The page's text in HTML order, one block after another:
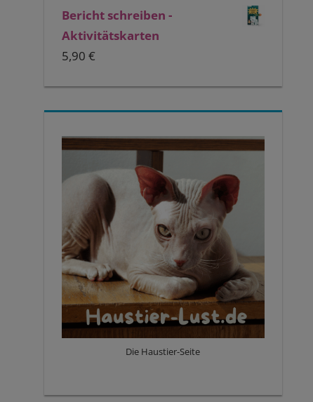
Bericht schreiben -
Aktivitätskarten
5,90€
Die Haustier-Seite